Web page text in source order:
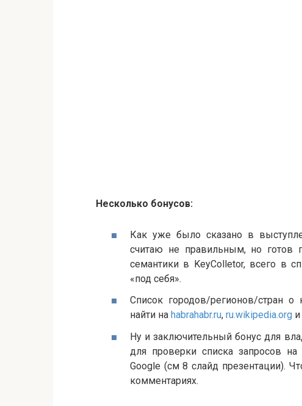
Несколько бонусов:
Как уже было сказано в
считаю не правильным, но готов
семантики в KeyColletor, всего в
«под себя».
Список городов/регионов/стран
найти на habrahabr.ru, ru.wikipedia.org и
Ну и заключительный бонус для
для проверки списка запросов
Google (см 8 слайд презентации).
комментариях.